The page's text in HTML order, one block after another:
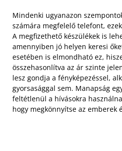
Mindenki ugyanazon
számára megfelelő telefont,
A megfizethető készülékek is
amennyiben jó helyen keresi
esetében is elmondható ez,
összehasonlítva az ár szinte
lesz gondja a fényképezéssel,
gyorsasággal sem. Manapság
feltétlenül a hívásokra
hogy megkönnyítse az emberek